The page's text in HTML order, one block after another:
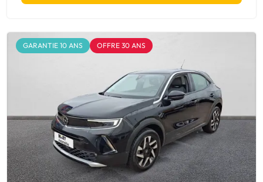
GARANTIE 10 ANS OFFRE 30 ANS